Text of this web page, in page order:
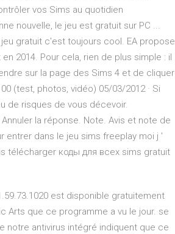
vos Sims au quotidien
nouvelle, le jeu est gratuit sur PC ...
gratuit c'est toujours cool. EA propose
2014. Pour cela, rien de plus simple : il
sur la page des Sims 4 et de cliquer
(test, photos, vidéo) 05/03/2012 · Si
de risques de vous décevoir.
la réponse. Note. Avis et note de
entrer dans le jeu sims freeplay moi j '
télécharger коды для всех sims gratuit
est disponible gratuitement
Arts que ce programme a vu le jour. se
notre antivirus intégré indiquent que ce